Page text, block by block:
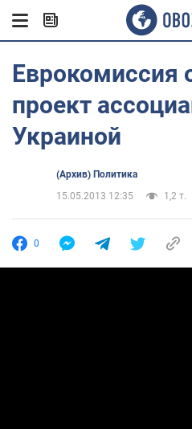
Еврокомиссия
проект
Украиной
(Архив) Политика
15.05.2013 12:35
1,2 т.
0